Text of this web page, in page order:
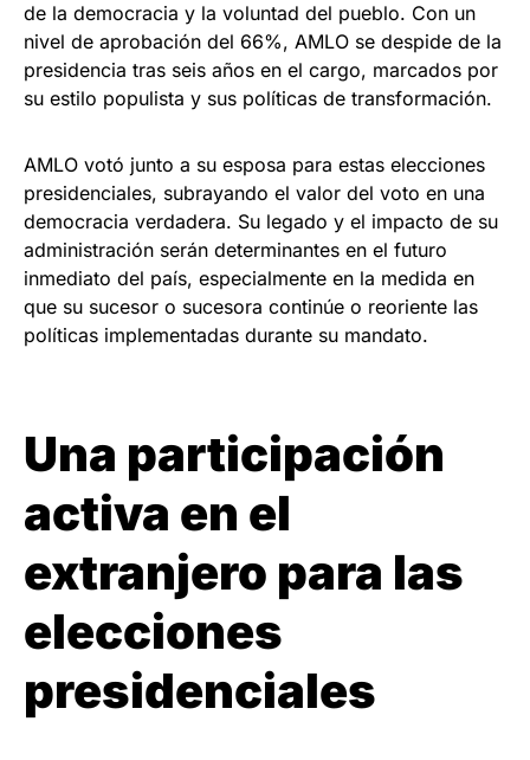
de la democracia y la voluntad del pueblo. Con un
nivel de aprobación del 66%, AMLO se despide de la
presidencia tras seis años en el cargo, marcados por
su estilo populista y sus políticas de transformación.
AMLO votó junto a su esposa para estas elecciones
presidenciales, subrayando el valor del voto en una
democracia verdadera. Su legado y el impacto de su
administración serán determinantes en el futuro
inmediato del país, especialmente en la medida en
que su sucesor o sucesora continúe o reoriente las
políticas implementadas durante su mandato.
Una participación
activa en el
extranjero para las
elecciones
presidenciales